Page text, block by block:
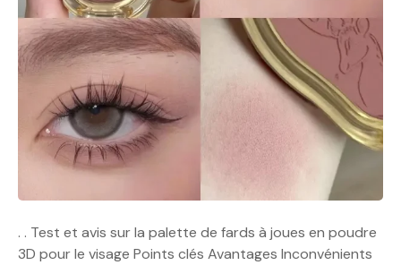
. . Test et avis sur la palette de fards à joues en poudre
3D pour le visage Points clés Avantages Inconvénients